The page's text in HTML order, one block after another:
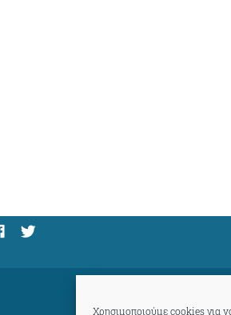
Χρησιμοποιούμε cookies για